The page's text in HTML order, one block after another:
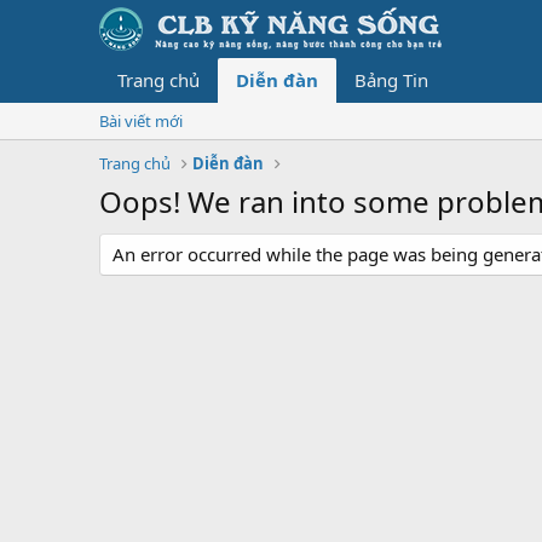
Trang chủ Diễn đàn Bảng Tin
Bài viết mới
Trang chủ
Diễn đàn
Oops! We ran into some
An error occurred while the page was being